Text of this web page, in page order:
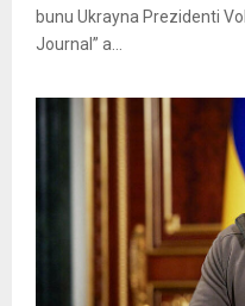
bunu Ukrayna Prezidenti
Journal” a...